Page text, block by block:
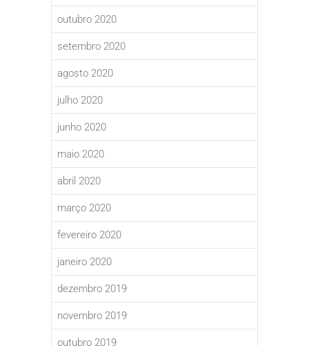
outubro 2020
setembro 2020
agosto 2020
julho 2020
junho 2020
maio 2020
abril 2020
março 2020
fevereiro 2020
janeiro 2020
dezembro 2019
novembro 2019
outubro 2019